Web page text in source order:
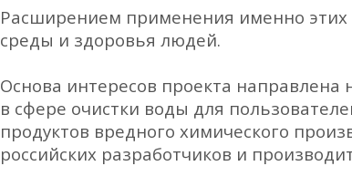
Расширением применения именно
среды и здоровья людей.
Основа интересов проекта
в сфере очистки воды для
продуктов вредного химического
российских разработчиков и